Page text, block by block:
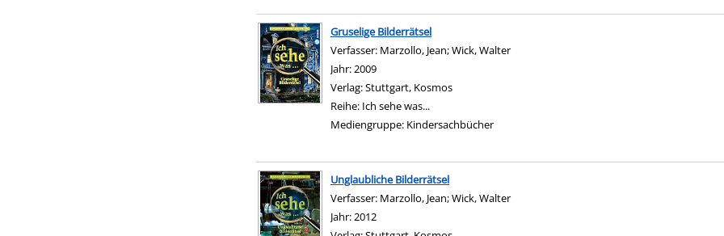
Gruselige Bilderrätsel
Verfasser: Marzollo, Jean;Wick, Walter
Jahr:2009
Verlag:Stuttgart, Kosmos
Reihe: Ich sehe was...
Mediengruppe: Kindersachbücher
Unglaubliche Bilderrätsel
Verfasser: Marzollo, Jean;Wick, Walter
Jahr:2012